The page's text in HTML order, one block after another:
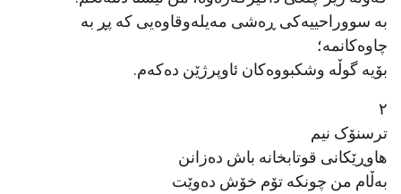
بە سووراحییەکی ڕەشی مەیلەوقاوەیی کە پڕ بە
چاوەکانمە؛
بۆیە گوڵە وشکبووەکان ئاوپرژێن دەکەم.
٢
ترسنۆک نیم
هاوڕێکانی قوتابخانە باش دەزانن
بەڵام من چونکە تۆم خۆش دەوێت